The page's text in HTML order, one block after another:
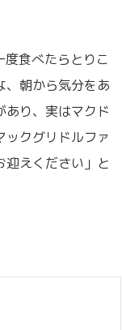
食べたらとりこ
、朝から気分をあ
り、実はマクド
クグリドルファ
えください」と